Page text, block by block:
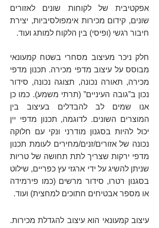
אפקטיבית של לקוחות שונים לאזורים
שונים, קידום מכירות אימפולסיביות, יצירת
חיבור רגשי (ופיסי) בין הלקוח למותג ועוד.
חלק ניכר מעיצוב מסחרי בשטח קמעונאי
מבוסס על עיצוב מדפי מכירה. תכנון מדפי
מכירה, תאורה נכונה, תצוגה נכונה, סידור
נכון ב”גובה העיניים” (תרתי משמע). כמו כן
אנו שמים לב להבדלים בעיצוב בין
המוצרים השונים. לדוגמה, תכנון מדפי יין
יכול להיות בסגנון מודרני ונקי עם חלוקה
נכונה של אזורים/זנים/מחירים לעומת תכנון
מדפי ירקות שצריך לתת תחושה של טריות
שניתן להשיג על ידי ארגזי עץ כפריים, שילוט
בסגנון רטרו, סידור מרשים (כמו פירמידה
או מספר אבטיחים חתוכים למחצית) ועוד.
עיצוב קמעונאי הוא עיצוב להגדלת מכירות.